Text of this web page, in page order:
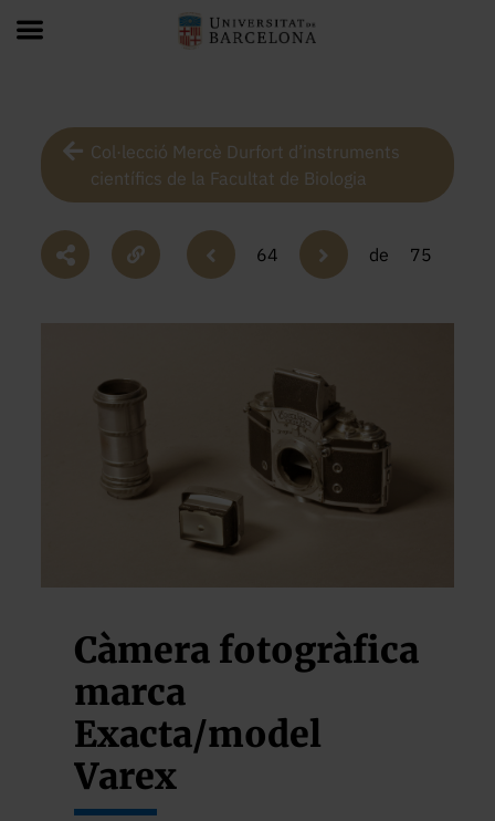
Col·lecció Mercè Durfort d’instruments
científics de la Facultat de Biologia
64 de 75
Càmera fotogràfica
marca
Exacta/model
Varex